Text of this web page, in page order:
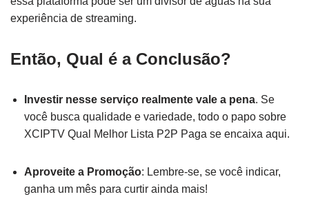
experiência de streaming.
Então, Qual é a Conclusão?
Investir nesse serviço realmente vale a pena. Se
você busca qualidade e variedade, todo o papo sobre
XCIPTV Qual Melhor Lista P2P Paga se encaixa aqui.
Aproveite a Promoção: Lembre-se, se você indicar,
ganha um mês para curtir ainda mais!